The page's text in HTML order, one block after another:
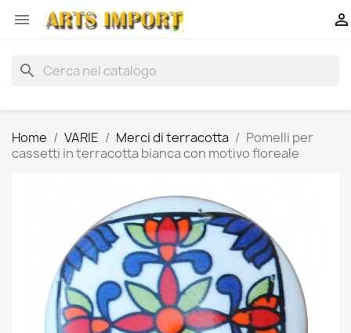
 
search
Home VARIE Merci di terracotta
Pomelli per
cassetti in terracotta bianca con motivo floreale